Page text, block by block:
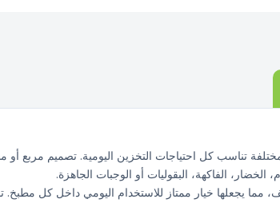
أطعمتك بشكل عملي وأنيق مع طقم علب ماستر لاين المكوّن من 3 مقاسات مختلفة تناسب كل احتياجات التخزين
الفاكهة، البقوليات أو الوجبات الجاهزة.
مما يجعلها خيار ممتاز للاستخدام اليومي داخل كل